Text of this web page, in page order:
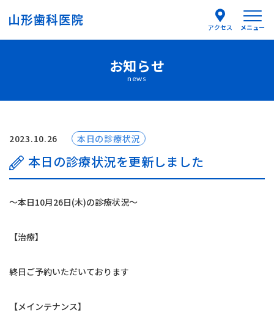
アクセス メニュー
医師紹介
はじめての方へ
診療案内
よくあるご質問
お知らせ
交通アクセス
お問い合わせ
お知らせ
news
2023.10.26 本日の診療状況
本日の診療状況を更新しました
〜本日10月26日(木)の診療状況〜
【治療】
終日ご予約いただいております
【メインテナンス】